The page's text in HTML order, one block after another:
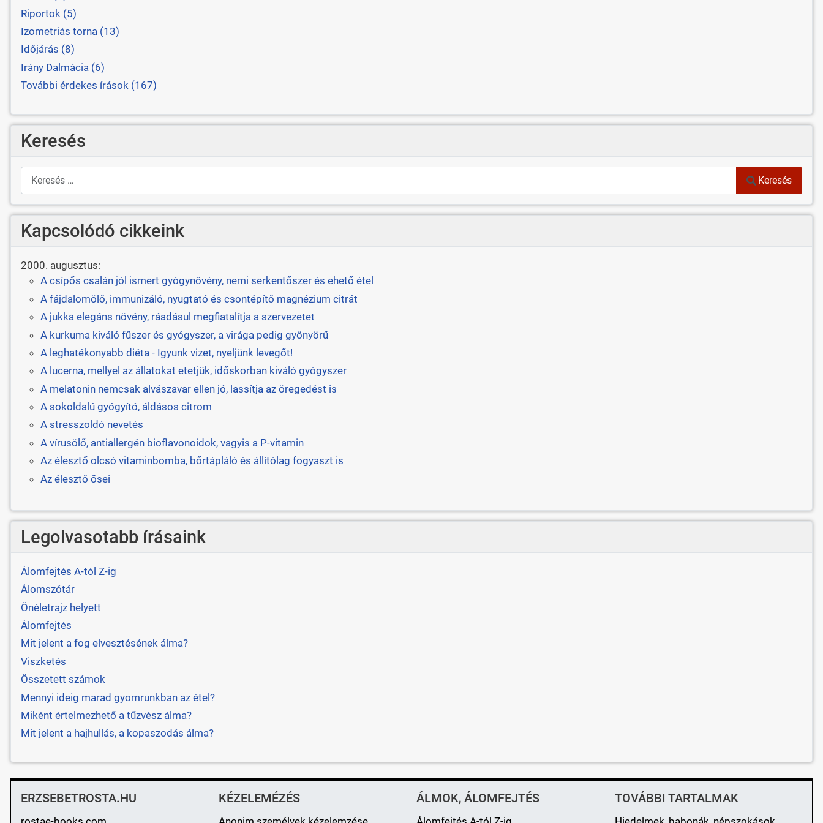
Riportok (5)
Izometriás torna (13)
Időjárás (8)
Irány Dalmácia (6)
További érdekes írások (167)
Keresés
Keresés
Keresés
Kapcsolódó cikkeink
2000. augusztus:
A csípős csalán jól ismert gyógynövény, nemi serkentőszer és ehető étel
A fájdalomölő, immunizáló, nyugtató és csontépítő magnézium citrát
A jukka elegáns növény, ráadásul megfiatalítja a szervezetet
A kurkuma kiváló fűszer és gyógyszer, a virága pedig gyönyörű
A leghatékonyabb diéta - Igyunk vizet, nyeljünk levegőt!
A lucerna, mellyel az állatokat etetjük, időskorban kiváló gyógyszer
A melatonin nemcsak alvászavar ellen jó, lassítja az öregedést is
A sokoldalú gyógyító, áldásos citrom
A stresszoldó nevetés
A vírusölő, antiallergén bioflavonoidok, vagyis a P-vitamin
Az élesztő olcsó vitaminbomba, bőrtápláló és állítólag fogyaszt is
Az élesztő ősei
Legolvasotabb írásaink
Álomfejtés A-tól Z-ig
Álomszótár
Önéletrajz helyett
Álomfejtés
Mit jelent a fog elvesztésének álma?
Viszketés
Összetett számok
Mennyi ideig marad gyomrunkban az étel?
Miként értelmezhető a tűzvész álma?
Mit jelent a hajhullás, a kopaszodás álma?
ERZSEBETROSTA.HU KÉZELEMÉZÉS ÁLMOK, ÁLOMFEJTÉS TOVÁBBI TARTALMAK